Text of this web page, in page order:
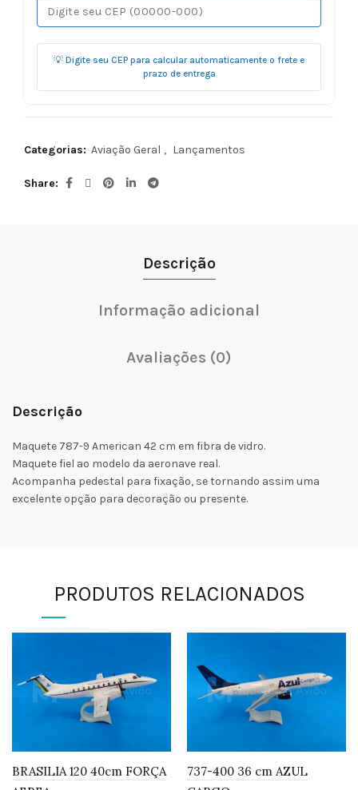
💡 Digite seu CEP para calcular automaticamente o frete e
prazo de entrega
Categorias: Aviação Geral , Lançamentos
Share
Descrição
Informação adicional
Avaliações (0)
Descrição
Maquete 787-9 American 42 cm em fibra de vidro.
Maquete fiel ao modelo da aeronave real.
Acompanha pedestal para fixação, se tornando assim uma
excelente opção para decoração ou presente.
PRODUTOS RELACIONADOS
BRASILIA 120 40cm FORÇA
737-400 36 cm AZUL